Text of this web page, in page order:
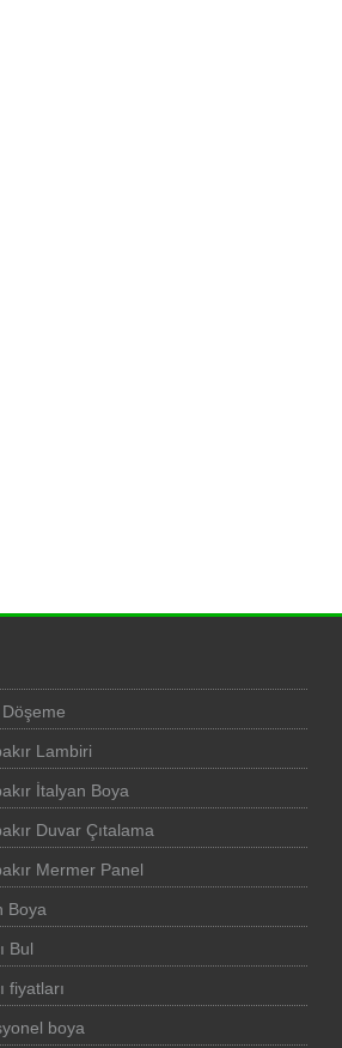
Lambiri
İtalyan Boya
Duvar Çıtalama
Mermer Panel
Boya
Bul
fiyatları
boya